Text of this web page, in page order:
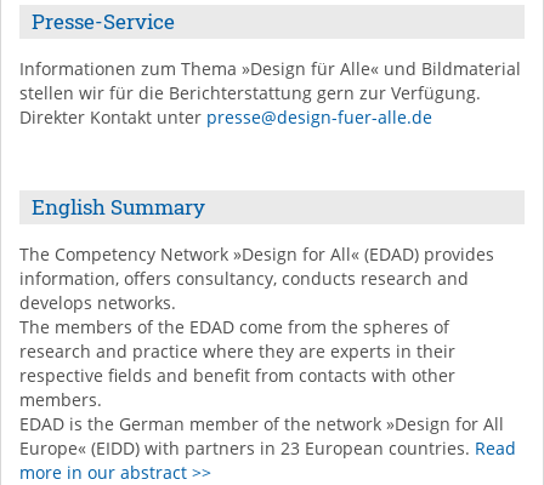
Presse-Service
Informationen zum Thema »Design für Alle« und Bildmaterial
stellen wir für die Berichterstattung gern zur Verfügung.
Direkter Kontakt unter presse@design-fuer-alle.de
English Summary
The Competency Network »Design for All« (EDAD) provides
information, offers consultancy, conducts research and
develops networks.
The members of the EDAD come from the spheres of
research and practice where they are experts in their
respective fields and benefit from contacts with other
members.
EDAD is the German member of the network »Design for All
Europe« (EIDD) with partners in 23 European countries. Read
more in our abstract >>